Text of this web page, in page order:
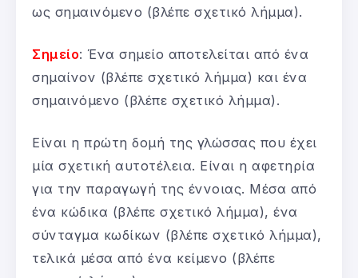
ως σημαινόμενο (βλέπε σχετικό λήμμα).
Σημείο: Ένα σημείο αποτελείται από ένα
σημαίνον (βλέπε σχετικό λήμμα) και ένα
σημαινόμενο (βλέπε σχετικό λήμμα).
Είναι η πρώτη δομή της γλώσσας που έχει
μία σχετική αυτοτέλεια. Είναι η αφετηρία
για την παραγωγή της έννοιας. Μέσα από
ένα κώδικα (βλέπε σχετικό λήμμα), ένα
σύνταγμα κωδίκων (βλέπε σχετικό λήμμα),
τελικά μέσα από ένα κείμενο (βλέπε